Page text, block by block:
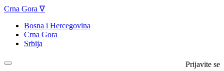
Crna Gora ∇
Bosna i Hercegovina
Crna Gora
Srbija
Prijavite se